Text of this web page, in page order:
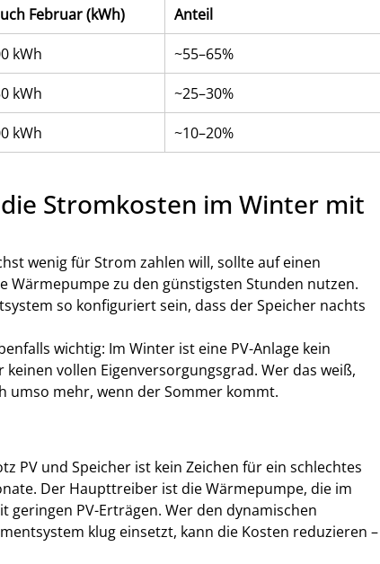
Februar (kWh)
Anteil
kWh
~55–65%
kWh
~25–30%
kWh ~10–20%
Stromkosten im Winter mit
wenig für Strom zahlen will, sollte auf einen
Wärmepumpe zu den günstigsten Stunden nutzen.
so konfiguriert sein, dass der Speicher nachts
wichtig: Im Winter ist eine PV-Anlage kein
vollen Eigenversorgungsgrad. Wer das weiß,
umso mehr, wenn der Sommer kommt.
PV und Speicher ist kein Zeichen für ein schlechtes
Der Haupttreiber ist die Wärmepumpe, die im
PV-Erträgen. Wer den dynamischen
klug einsetzt, kann die Kosten reduzieren –